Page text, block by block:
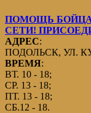
ПОМОЩЬ
СЕТИ!
АДРЕС:
ПОДОЛЬСК, УЛ.
ВРЕМЯ:
ВТ. 10 - 18;
СР. 13 - 18;
ПТ. 13 - 18;
СБ.12 - 18.